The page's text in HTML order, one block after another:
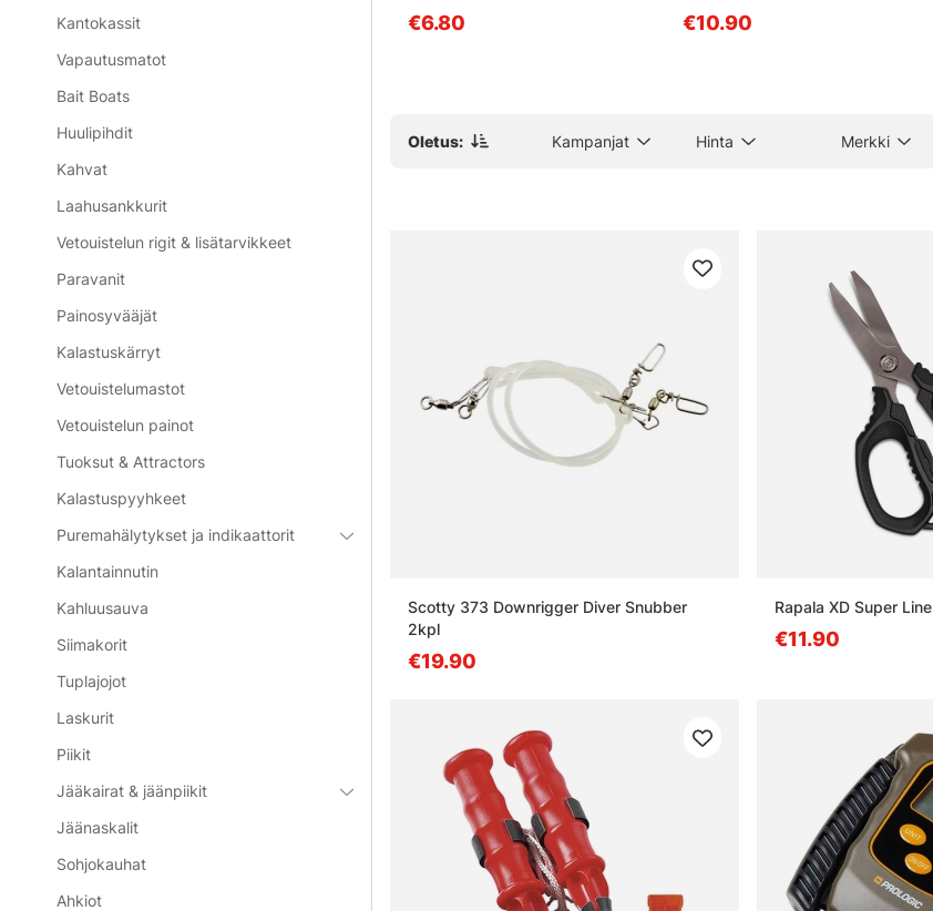
Kantokassit
Vapautusmatot
Bait Boats
Huulipihdit
Kahvat
Laahusankkurit
Vetouistelun rigit & lisätarvikkeet
Paravanit
Painosyvääjät
Kalastuskärryt
Vetouistelumastot
Vetouistelun painot
Tuoksut & Attractors
Kalastuspyyhkeet
Puremahälytykset ja indikaattorit
Kalantainnutin
Kahluusauva
Siimakorit
Tuplajojot
Laskurit
Piikit
Jääkairat & jäänpiikit
Jäänaskalit
Sohjokauhat
Ahkiot
€3.90 €6.80
Sand
€10.90
Oletus: Kampanjat Hinta Merkki
Scotty 373 Downrigger Diver Snubber
2kpl
€19.90
Rapala XD Super
€11.90